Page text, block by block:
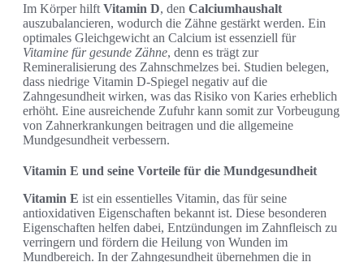
Im Körper hilft Vitamin D, den Calciumhaushalt
auszubalancieren, wodurch die Zähne gestärkt werden. Ein
optimales Gleichgewicht an Calcium ist essenziell für
Vitamine für gesunde Zähne, denn es trägt zur
Remineralisierung des Zahnschmelzes bei. Studien belegen,
dass niedrige Vitamin D-Spiegel negativ auf die
Zahngesundheit wirken, was das Risiko von Karies erheblich
erhöht. Eine ausreichende Zufuhr kann somit zur Vorbeugung
von Zahnerkrankungen beitragen und die allgemeine
Mundgesundheit verbessern.
Vitamin E und seine Vorteile für die Mundgesundheit
Vitamin E ist ein essentielles Vitamin, das für seine
antioxidativen Eigenschaften bekannt ist. Diese besonderen
Eigenschaften helfen dabei, Entzündungen im Zahnfleisch zu
verringern und fördern die Heilung von Wunden im
Mundbereich. In der Zahngesundheit übernehmen die in